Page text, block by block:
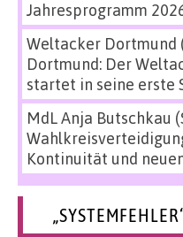
Jahresprogramm
Weltacker Dortmund
Dortmund: Der
startet in seine erste
MdL Anja Butschkau
Kontinuität und